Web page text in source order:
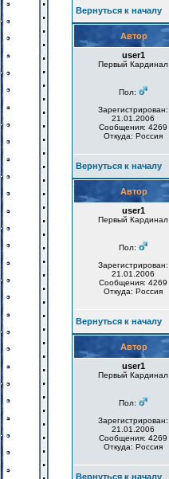
Вернуться к началу
Автор
user1
Первый Кардинал
Пол:
Зарегистрирован:
21.01.2006
Сообщения: 4269
Откуда: Россия
Вернуться к началу
Автор
user1
Первый Кардинал
Пол:
Зарегистрирован:
21.01.2006
Сообщения: 4269
Откуда: Россия
Вернуться к началу
Автор
user1
Первый Кардинал
Пол:
Зарегистрирован:
21.01.2006
Сообщения: 4269
Откуда: Россия
Вернуться к началу